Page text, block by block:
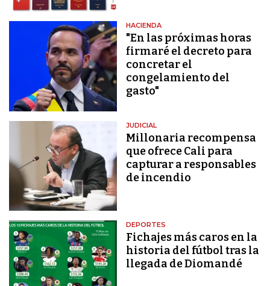
HACIENDA
"En las próximas horas
firmaré el decreto para
concretar el
congelamiento del
gasto"
JUDICIAL
Millonaria recompensa
que ofrece Cali para
capturar a responsables
de incendio
DEPORTES
Fichajes más caros en la
historia del fútbol tras la
llegada de Diomandé